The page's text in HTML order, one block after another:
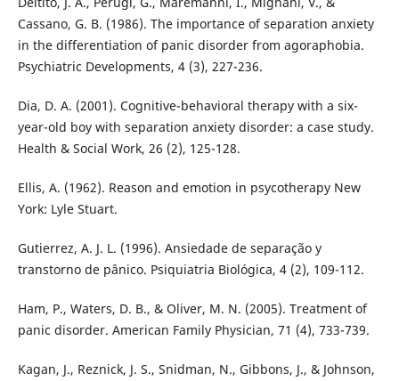
Cassano, G. B. (1986). The importance of separation anxiety
in the differentiation of panic disorder from agoraphobia.
Psychiatric Developments, 4 (3), 227-236.
Dia, D. A. (2001). Cognitive-behavioral therapy with a six-
year-old boy with separation anxiety disorder: a case study.
Health & Social Work, 26 (2), 125-128.
Ellis, A. (1962). Reason and emotion in psycotherapy New
York: Lyle Stuart.
Gutierrez, A. J. L. (1996). Ansiedade de separação y
transtorno de pânico. Psiquiatria Biológica, 4 (2), 109-112.
Ham, P., Waters, D. B., & Oliver, M. N. (2005). Treatment of
panic disorder. American Family Physician, 71 (4), 733-739.
Kagan, J., Reznick, J. S., Snidman, N., Gibbons, J., & Johnson,